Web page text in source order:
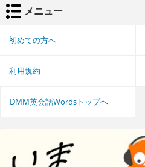
メニュー
初めての方へ
利用規約
DMM英会話Wordsトップへ